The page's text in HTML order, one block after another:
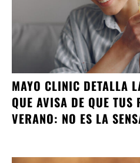
MAYO CLINIC DETALLA
QUE AVISA DE QUE TUS
VERANO: NO ES LA